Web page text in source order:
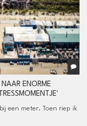
ENORME
een meter. Toen riep ik